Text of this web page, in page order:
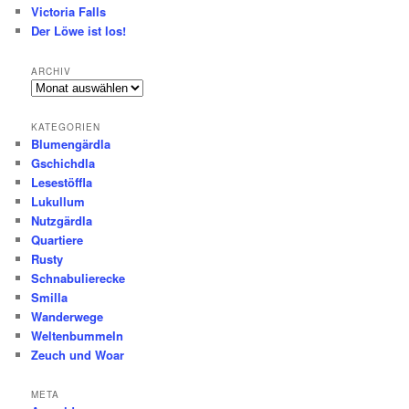
n
Victoria Falls
Der Löwe ist los!
ARCHIV
Archiv
KATEGORIEN
Blumengärdla
Gschichdla
Lesestöffla
Lukullum
Nutzgärdla
Quartiere
Rusty
Schnabulierecke
Smilla
Wanderwege
Weltenbummeln
Zeuch und Woar
META